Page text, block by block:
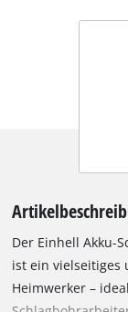
Der Einhell Akku-
ist ein vielseitiges
Heimwerker –